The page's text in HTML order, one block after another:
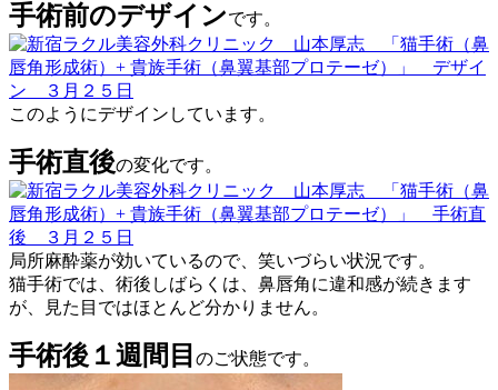
手術前のデザインです。
このようにデザインしています。
手術直後の変化です。
局所麻酔薬が効いているので、笑いづらい状況です。
猫手術では、術後しばらくは、鼻唇角に違和感が続きます
が、見た目ではほとんど分かりません。
手術後１週間目 のご状態です。